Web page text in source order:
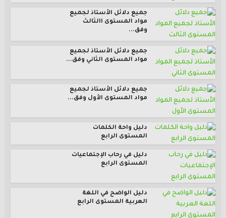
جميع دلائل الأستاذ لجميع
مواد المستوى االثالث
وفق...
جميع دلائل الأستاذ لجميع
مواد المستوى الثاني وفق...
جميع دلائل الأستاذ لجميع
مواد المستوى الأول وفق...
دليل واحة الكلمات
المستوى الرابع
دليل في رحاب الإجتماعيات
المستوى الرابع
دليل الواضح في اللغة
العربية المستوى الرابع